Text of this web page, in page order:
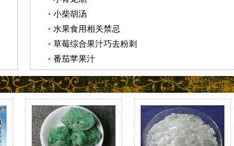
小柴胡汤
水果食用相关禁忌
草莓综合果汁巧去粉刺
番茄苹果汁